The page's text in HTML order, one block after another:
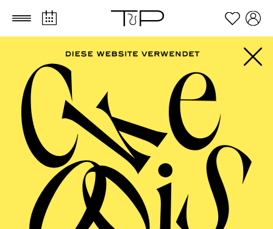
Zum Hauptinhalt springen Zum Footer springen
AALTO MUSIKTHEATER